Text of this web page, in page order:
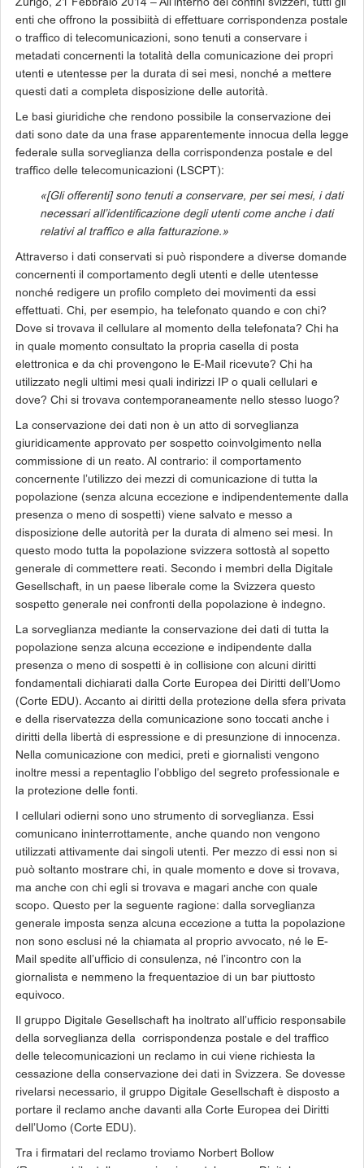
Zurigo, 21 Febbraio 2014 – All’interno dei confini svizzeri, tutti gli
enti che offrono la possibiità di effettuare corrispondenza postale
o traffico di telecomunicazioni, sono tenuti a conservare i
metadati concernenti la totalità della comunicazione dei propri
utenti e utentesse per la durata di sei mesi, nonché a mettere
questi dati a completa disposizione delle autorità.
Le basi giuridiche che rendono possibile la conservazione dei
dati sono date da una frase apparentemente innocua della legge
federale sulla sorveglianza della corrispondenza postale e del
traffico delle telecomunicazioni (LSCPT):
«[Gli offerenti] sono tenuti a conservare, per sei mesi, i dati
necessari all’identificazione degli utenti come anche i dati
relativi al traffico e alla fatturazione.»
Attraverso i dati conservati si può rispondere a diverse domande
concernenti il comportamento degli utenti e delle utentesse
nonché redigere un profilo completo dei movimenti da essi
effettuati. Chi, per esempio, ha telefonato quando e con chi?
Dove si trovava il cellulare al momento della telefonata? Chi ha
in quale momento consultato la propria casella di posta
elettronica e da chi provengono le E-Mail ricevute? Chi ha
utilizzato negli ultimi mesi quali indirizzi IP o quali cellulari e
dove? Chi si trovava contemporaneamente nello stesso luogo?
La conservazione dei dati non è un atto di sorveglianza
giuridicamente approvato per sospetto coinvolgimento nella
commissione di un reato. Al contrario: il comportamento
concernente l’utilizzo dei mezzi di comunicazione di tutta la
popolazione (senza alcuna eccezione e indipendentemente dalla
presenza o meno di sospetti) viene salvato e messo a
disposizione delle autorità per la durata di almeno sei mesi. In
questo modo tutta la popolazione svizzera sottostà al sopetto
generale di commettere reati. Secondo i membri della Digitale
Gesellschaft, in un paese liberale come la Svizzera questo
sospetto generale nei confronti della popolazione è indegno.
La sorveglianza mediante la conservazione dei dati di tutta la
popolazione senza alcuna eccezione e indipendente dalla
presenza o meno di sospetti è in collisione con alcuni diritti
fondamentali dichiarati dalla Corte Europea dei Diritti dell’Uomo
(Corte EDU). Accanto ai diritti della protezione della sfera privata
e della riservatezza della comunicazione sono toccati anche i
diritti della libertà di espressione e di presunzione di innocenza.
Nella comunicazione con medici, preti e giornalisti vengono
inoltre messi a repentaglio l’obbligo del segreto professionale e
la protezione delle fonti.
I cellulari odierni sono uno strumento di sorveglianza. Essi
comunicano ininterrottamente, anche quando non vengono
utilizzati attivamente dai singoli utenti. Per mezzo di essi non si
può soltanto mostrare chi, in quale momento e dove si trovava,
ma anche con chi egli si trovava e magari anche con quale
scopo. Questo per la seguente ragione: dalla sorveglianza
generale imposta senza alcuna eccezione a tutta la popolazione
non sono esclusi né la chiamata al proprio avvocato, né le E-
Mail spedite all’ufficio di consulenza, né l’incontro con la
giornalista e nemmeno la frequentazioe di un bar piuttosto
equivoco.
Il gruppo Digitale Gesellschaft ha inoltrato all’ufficio responsabile
della sorveglianza della corrispondenza postale e del traffico
delle telecomunicazioni un reclamo in cui viene richiesta la
cessazione della conservazione dei dati in Svizzera. Se dovesse
rivelarsi necessario, il gruppo Digitale Gesellschaft è disposto a
portare il reclamo anche davanti alla Corte Europea dei Diritti
dell’Uomo (Corte EDU).
Tra i firmatari del reclamo troviamo Norbert Bollow